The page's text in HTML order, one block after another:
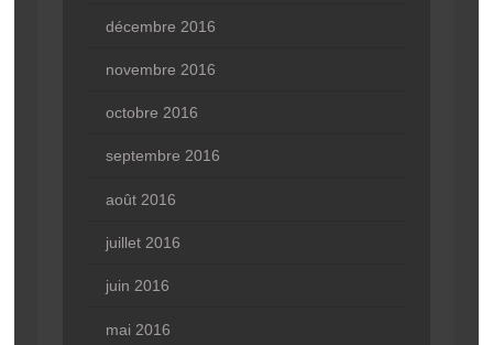
décembre 2016
novembre 2016
octobre 2016
septembre 2016
août 2016
juillet 2016
juin 2016
mai 2016